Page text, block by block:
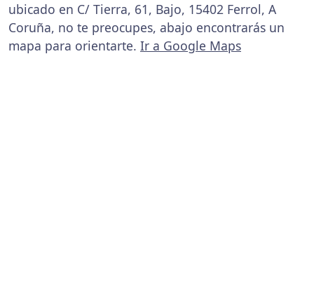
ubicado en C/ Tierra, 61, Bajo, 15402 Ferrol, A
Coruña, no te preocupes, abajo encontrarás un
mapa para orientarte. Ir a Google Maps